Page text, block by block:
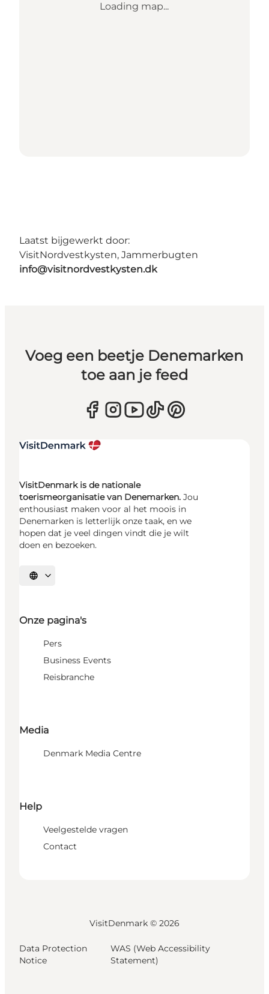
Loading map...
Laatst bijgewerkt door:
VisitNordvestkysten, Jammerbugten
info@visitnordvestkysten.dk
Voeg een beetje Denemarken
toe aan je feed
VisitDenmark is de nationale
toerismeorganisatie van Denemarken. Jou
enthousiast maken voor al het moois in
Denemarken is letterlijk onze taak, en we
hopen dat je veel dingen vindt die je wilt
doen en bezoeken.
Selecteer taal
Onze pagina's
Pers
Business Events
Reisbranche
Media
Denmark Media Centre
Help
Veelgestelde vragen
Contact
VisitDenmark © 2026
Data Protection
Notice
WAS (Web Accessibility
Statement)